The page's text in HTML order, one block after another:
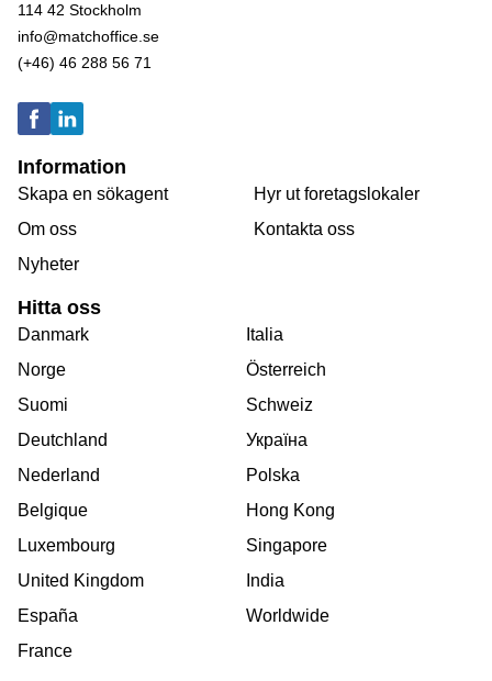
114 42 Stockholm
info@matchoffice.se
(+46) 46 288 56 71
Information
Skapa en sökagent
Om oss
Nyheter
Hyr ut foretagslokaler
Kontakta oss
Hitta oss
Danmark
Norge
Suomi
Deutchland
Nederland
Belgique
Luxembourg
United Kingdom
España
France
Italia
Österreich
Schweiz
Україна
Polska
Hong Kong
Singapore
India
Worldwide